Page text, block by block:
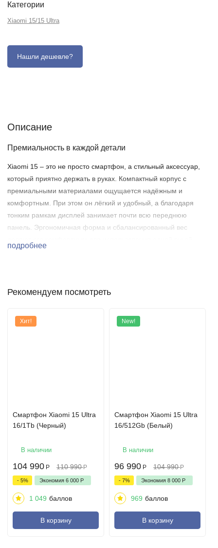
Категории
Xiaomi 15/15 Ultra
Описание
Премиальность в каждой детали
Xiaomi 15 – это не просто смартфон, а стильный аксессуар,
который приятно держать в руках. Компактный корпус с
премиальными материалами ощущается надёжным и
комфортным. При этом он лёгкий и удобный, а благодаря
тонким рамкам дисплей занимает почти всю переднюю
панель. Эргономичная форма и сбалансированный вес
Xiaomi явно постарались, чтобы дизайн выглядел не только
пальцев.
подробнее
Рекомендуем посмотреть
Хит!
Смартфон Xiaomi 15 Ultra
16/1Tb (Черный)
В наличии
104 990 Р 110 990 Р
- 5% Экономия 6 000 Р
1 049 баллов
В корзину
New!
Смартфон Xiaomi 15 Ultra
16/512Gb (Белый)
В наличии
96 990 Р 104 990 Р
- 7% Экономия 8 000 Р
969 баллов
В корзину